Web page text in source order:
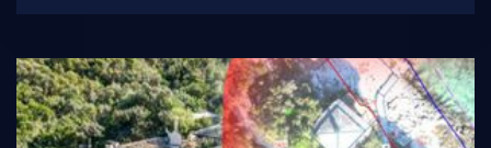
Šipanska Luka,